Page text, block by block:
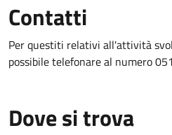
Contatti
Per questiti relativi all'attività
possibile telefonare al numero
Dove si trova